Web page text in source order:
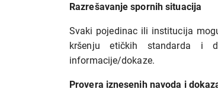
Razrešavanje spornih situacija
Svaki pojedinac ili institucija
kršenju etičkih standarda i
informacije/dokaze.
Provera iznesenih navoda i